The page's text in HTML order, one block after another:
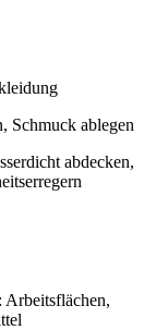
Schmuck ablegen
abdecken,
Arbeitsflächen,